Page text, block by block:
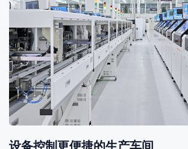
设备控制更便捷的生产车间